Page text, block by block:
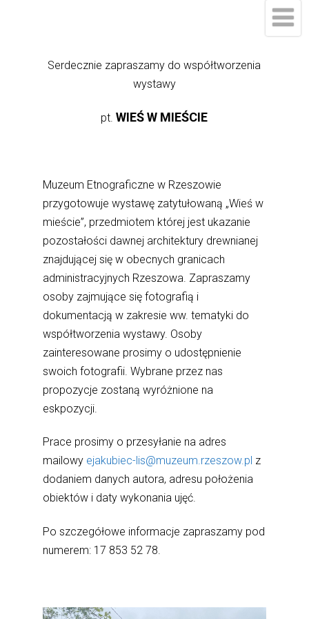
Serdecznie zapraszamy do współtworzenia
wystawy
pt.WIEŚ W MIEŚCIE
Muzeum Etnograficzne w Rzeszowie
przygotowuje wystawę zatytułowaną „Wieś w
mieście”, przedmiotem której jest ukazanie
pozostałości dawnej architektury drewnianej
znajdującej się w obecnych granicach
administracyjnych Rzeszowa. Zapraszamy
osoby zajmujące się fotografią i
dokumentacją w zakresie ww. tematyki do
współtworzenia wystawy. Osoby
zainteresowane prosimy o udostępnienie
swoich fotografii. Wybrane przez nas
propozycje zostaną wyróżnione na
eskpozycji.
Prace prosimy o przesyłanie na adres
mailowy ejakubiec-lis@muzeum.rzeszow.pl z
dodaniem danych autora, adresu położenia
obiektów i daty wykonania ujęć.
Po szczegółowe informacje zapraszamy pod
numerem: 17 853 52 78.